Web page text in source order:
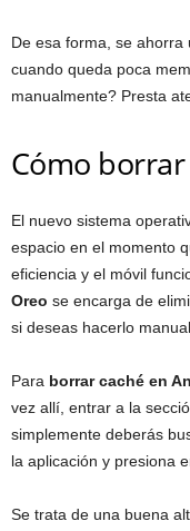
De esa forma, se
cuando queda poca
manualmente? Presta
Cómo
El nuevo sistema
espacio en el momento
eficiencia y el móvil
Oreo se encarga de
si deseas hacerlo
Para borrar caché en
vez allí, entrar a la
simplemente deberás
la aplicación y presiona
Se trata de una buena